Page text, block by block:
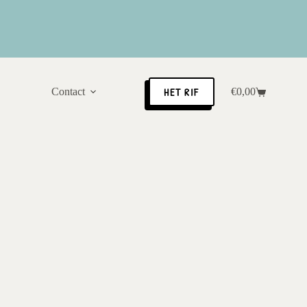
Contact HET RIF Winkelwagen
€0,00